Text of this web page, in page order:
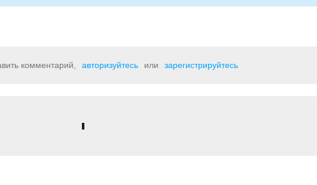
комментарий, авторизуйтесь или зарегистрируйтесь